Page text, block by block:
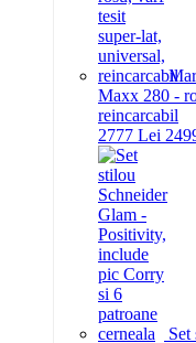
Maxx 280 -
reincarcabil
2777 Lei 24